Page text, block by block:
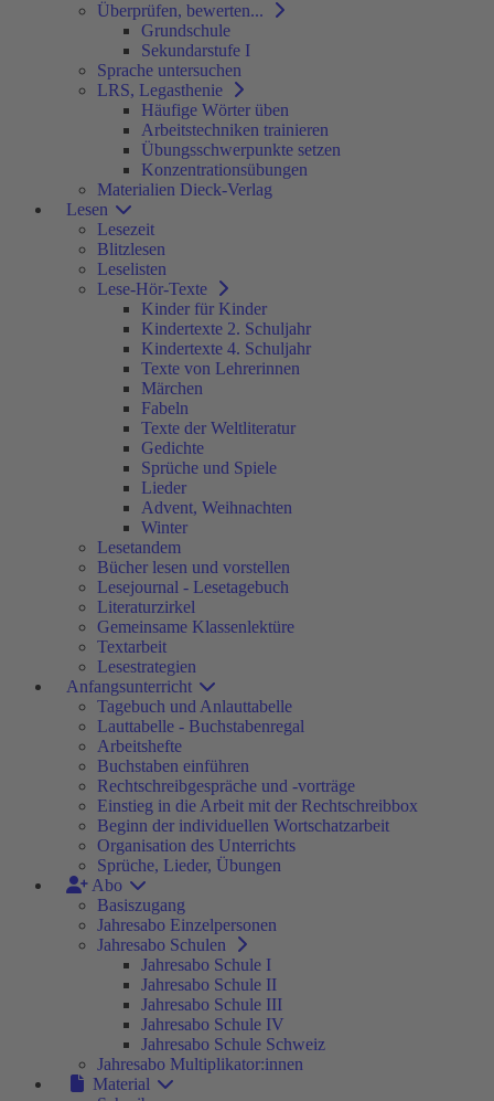
Überprüfen, bewerten...
Grundschule
Sekundarstufe I
Sprache untersuchen
LRS, Legasthenie
Häufige Wörter üben
Arbeitstechniken trainieren
Übungsschwerpunkte setzen
Konzentrationsübungen
Materialien Dieck-Verlag
Lesen
Lesezeit
Blitzlesen
Leselisten
Lese-Hör-Texte
Kinder für Kinder
Kindertexte 2. Schuljahr
Kindertexte 4. Schuljahr
Texte von Lehrerinnen
Märchen
Fabeln
Texte der Weltliteratur
Gedichte
Sprüche und Spiele
Lieder
Advent, Weihnachten
Winter
Lesetandem
Bücher lesen und vorstellen
Lesejournal - Lesetagebuch
Literaturzirkel
Gemeinsame Klassenlektüre
Textarbeit
Lesestrategien
Anfangsunterricht
Tagebuch und Anlauttabelle
Lauttabelle - Buchstabenregal
Arbeitshefte
Buchstaben einführen
Rechtschreibgespräche und -vorträge
Einstieg in die Arbeit mit der Rechtschreibbox
Beginn der individuellen Wortschatzarbeit
Organisation des Unterrichts
Sprüche, Lieder, Übungen
Abo
Basiszugang
Jahresabo Einzelpersonen
Jahresabo Schulen
Jahresabo Schule I
Jahresabo Schule II
Jahresabo Schule III
Jahresabo Schule IV
Jahresabo Schule Schweiz
Jahresabo Multiplikator:innen
Material